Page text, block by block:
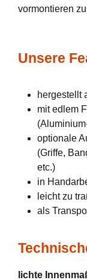
vormontieren
Unsere
hergestellt
mit edlem
optionale
(Griffe,
etc.)
in
leicht zu
als
lichte